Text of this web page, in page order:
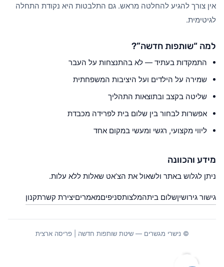
אין צורך להגיע להחלטה מראש. גם התלבטות היא נקודת התחלה
לגיטימית.
למה “שותפות חדשה”?
התמקדות בעתיד — לא בהתנצחות על העבר
שמירה על הילדים ועל היציבות המשפחתית
שליטה בקצב ובתוצאות התהליך
אפשרות לבחור בין שלום בית לפרידה מכבדת
ליווי מקצועי, רגשי ומעשי במקום אחד
מידע והכוונה
ניתן לגלוש באתר ולשאול את הצ’אט שאלות ללא עלות.
גישור גירושיןשלום ביתהמלצותסניפיםמאמריםיצירת קשרתקנון
© נישרי מגשרים — שיטת שותפות חדשה | פריסה ארצית